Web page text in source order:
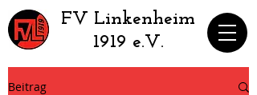
​FV Linkenheim
1919 e.V.
Beitrag